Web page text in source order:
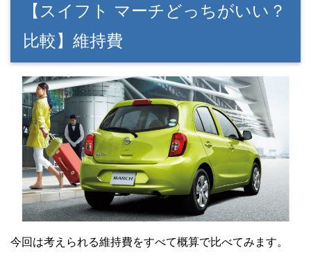
【スイフト マーチどっちがいい？
比較】維持費
今回は考えられる維持費をすべて概算で比べてみます。